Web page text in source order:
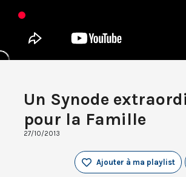
Un Synode
pour la Famille
27/10/2013
Ajouter à ma playlist